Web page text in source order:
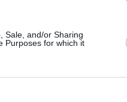
Sale, and/or Sharing
Purposes for which it
naváže
v němž
své
o děti věnuje
ústavů.